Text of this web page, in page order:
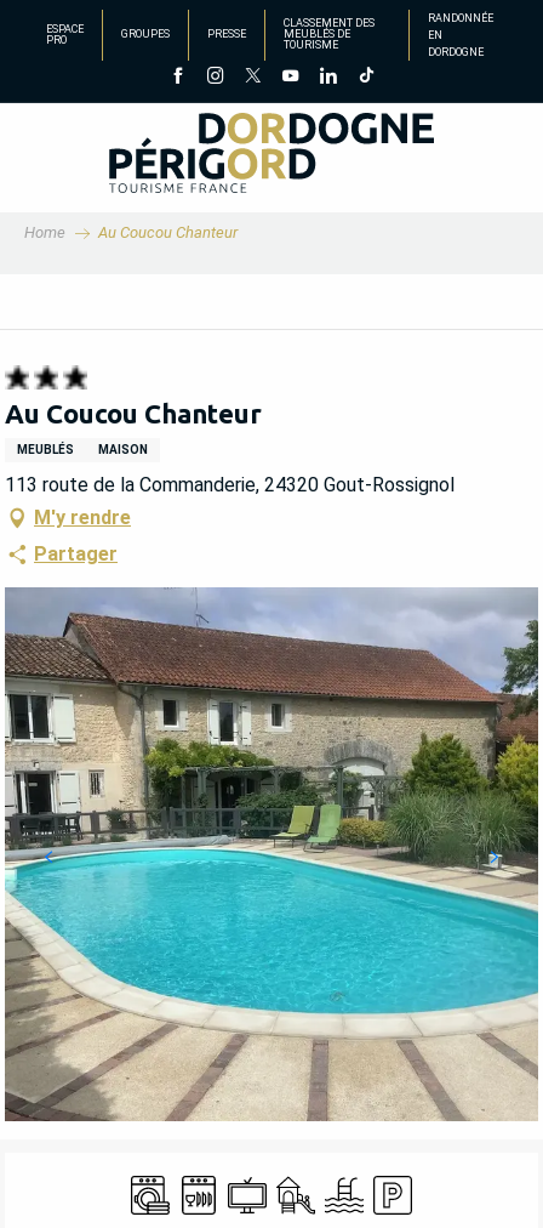
principal
ESPACE
PRO
GROUPES PRESSE
CLASSEMENT DES
MEUBLÉS DE
TOURISME
RANDONNÉE
EN
DORDOGNE
Home Au Coucou Chanteur
Au Coucou Chanteur
MEUBLÉS MAISON
113 route de la Commanderie, 24320 Gout-Rossignol
M'y rendre
Partager
OUVERTURE ET COORDONNÉES
Lave lingeLave vaisselle
TélévisionJeux pour enfants / Espace
PiscineParking